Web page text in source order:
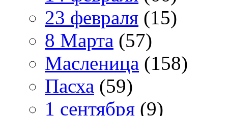
23 февраля (15)
8 Марта (57)
Масленица (158)
Пасха (59)
1 сентября (9)